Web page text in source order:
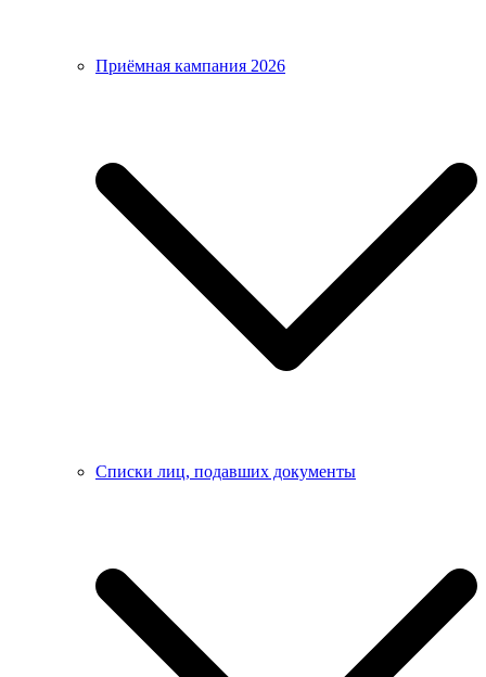
Приёмная кампания 2026
Списки лиц, подавших документы